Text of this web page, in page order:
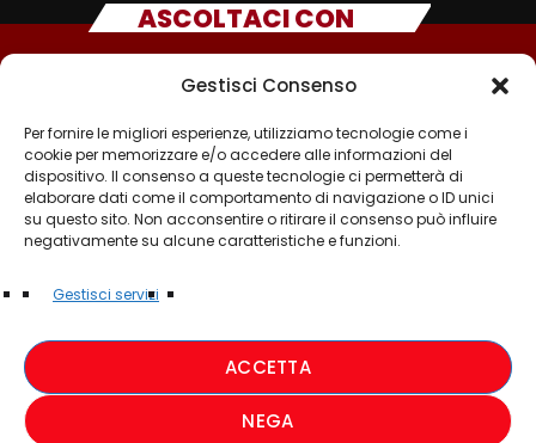
Gestisci Consenso
Per fornire le migliori esperienze, utilizziamo tecnologie come i
cookie per memorizzare e/o accedere alle informazioni del
dispositivo. Il consenso a queste tecnologie ci permetterà di
elaborare dati come il comportamento di navigazione o ID unici
su questo sito. Non acconsentire o ritirare il consenso può influire
negativamente su alcune caratteristiche e funzioni.
Gestisci servizi
ACCETTA
NEGA
ASCOLTACI CON
PRIVACY POLICY